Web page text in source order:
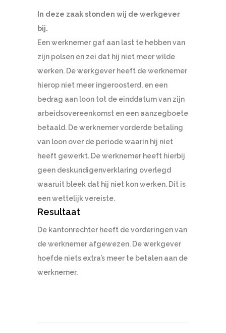
In deze zaak stonden wij de werkgever
bij.
Een werknemer gaf aan last te hebben van
zijn polsen en zei dat hij niet meer wilde
werken. De werkgever heeft de werknemer
hierop niet meer ingeroosterd, en een
bedrag aan loon tot de einddatum van zijn
arbeidsovereenkomst en een aanzegboete
betaald. De werknemer vorderde betaling
van loon over de periode waarin hij niet
heeft gewerkt. De werknemer heeft hierbij
geen deskundigenverklaring overlegd
waaruit bleek dat hij niet kon werken. Dit is
een wettelijk vereiste.
Resultaat
De kantonrechter heeft de vorderingen van
de werknemer afgewezen. De werkgever
hoefde niets extra’s meer te betalen aan de
werknemer.